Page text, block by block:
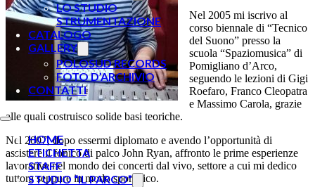
LO STUDIO
STRUMENTAZIONE
CATALOGO
GALLERY
POLOSUD RECORDS
FOTO D’ARCHIVIO
CONTATTI
HOME
ETICHETTA
STAFF
STUDIO “IL PARCO”
Nel 2005 mi iscrivo al
corso biennale di “Tecnico
del Suono” presso la
scuola “Spaziomusica” di
Pomigliano d’Arco,
seguendo le lezioni di Gigi
Roefaro, Franco Cleopatra
e Massimo Carola, grazie
alle quali costruisco solide basi teoriche.
Nel 2007, dopo essermi diplomato e avendo l’opportunità di
assistere il fonico di palco John Ryan, affronto le prime esperienze
lavorative nel mondo dei concerti dal vivo, settore a cui mi dedico
tuttora seppure in modo sporadico.